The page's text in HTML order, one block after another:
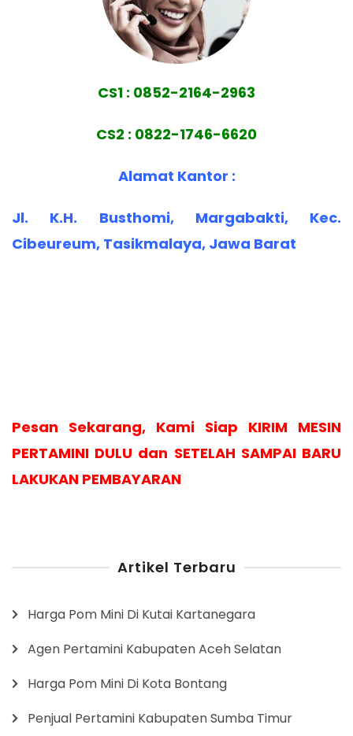
CS1 : 0852-2164-2963
CS2 : 0822-1746-6620
Alamat Kantor :
Jl. K.H. Busthomi, Margabakti, Kec.
Cibeureum, Tasikmalaya, Jawa Barat
Pesan Sekarang, Kami Siap KIRIM MESIN
PERTAMINI DULU dan SETELAH SAMPAI BARU
LAKUKAN PEMBAYARAN
Artikel Terbaru
Harga Pom Mini Di Kutai Kartanegara
Agen Pertamini Kabupaten Aceh Selatan
Harga Pom Mini Di Kota Bontang
Penjual Pertamini Kabupaten Sumba Timur